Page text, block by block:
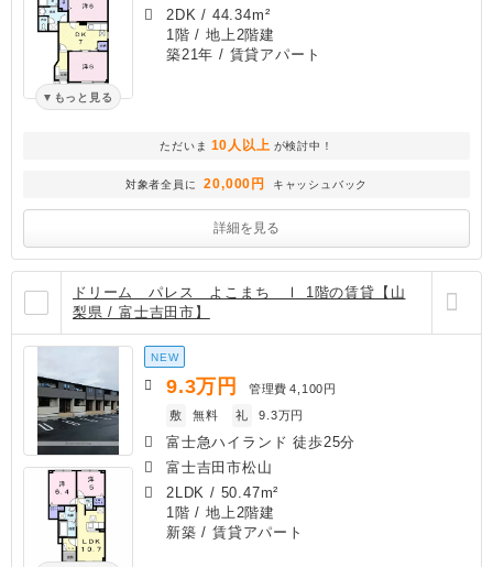
もっと見る
2DK / 44.34m²
1階 / 地上2階建
築21年 / 賃貸アパート
ただいま 10人以上 が検討中！
対象者全員に 20,000円 キャッシュバック
詳細を見る
ドリーム パレス よこまち Ⅰ 1階の賃貸【山
梨県 / 富士吉田市】
NEW
9.3万円 管理費 4,100円
敷
無料 礼 9.3万円
富士急ハイランド 徒歩25分
富士吉田市松山
2LDK / 50.47m²
1階 / 地上2階建
新築 / 賃貸アパート